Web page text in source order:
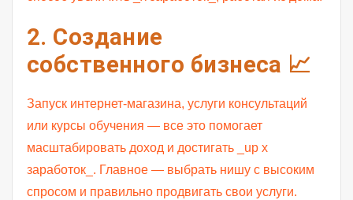
2. Создание
собственного бизнеса 📈
Запуск интернет-магазина, услуги консультаций
или курсы обучения — все это помогает
масштабировать доход и достигать _up x
заработок_. Главное — выбрать нишу с высоким
спросом и правильно продвигать свои услуги.